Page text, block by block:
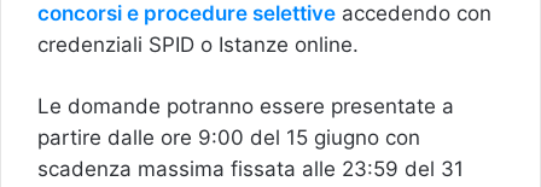
concorsi e procedure selettive accedendo con
credenziali SPID o Istanze online.
Le domande potranno essere presentate a
partire dalle ore 9:00 del 15 giugno con
scadenza massima fissata alle 23:59 del 31